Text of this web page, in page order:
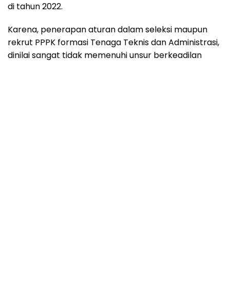
di tahun 2022.
Karena, penerapan aturan dalam seleksi maupun
rekrut PPPK formasi Tenaga Teknis dan Administrasi,
dinilai sangat tidak memenuhi unsur berkeadilan